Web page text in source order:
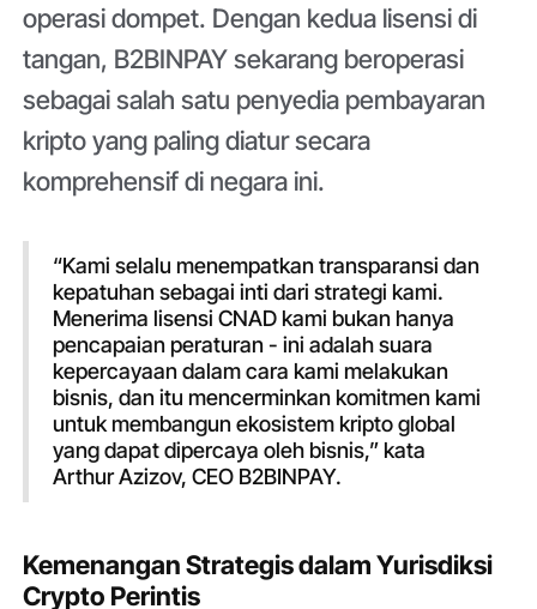
operasi dompet. Dengan kedua lisensi di
tangan, B2BINPAY sekarang beroperasi
sebagai salah satu penyedia pembayaran
kripto yang paling diatur secara
komprehensif di negara ini.
“Kami selalu menempatkan transparansi dan
kepatuhan sebagai inti dari strategi kami.
Menerima lisensi CNAD kami bukan hanya
pencapaian peraturan - ini adalah suara
kepercayaan dalam cara kami melakukan
bisnis, dan itu mencerminkan komitmen kami
untuk membangun ekosistem kripto global
yang dapat dipercaya oleh bisnis,” kata
Arthur Azizov, CEO B2BINPAY.
Kemenangan Strategis dalam Yurisdiksi
Crypto Perintis